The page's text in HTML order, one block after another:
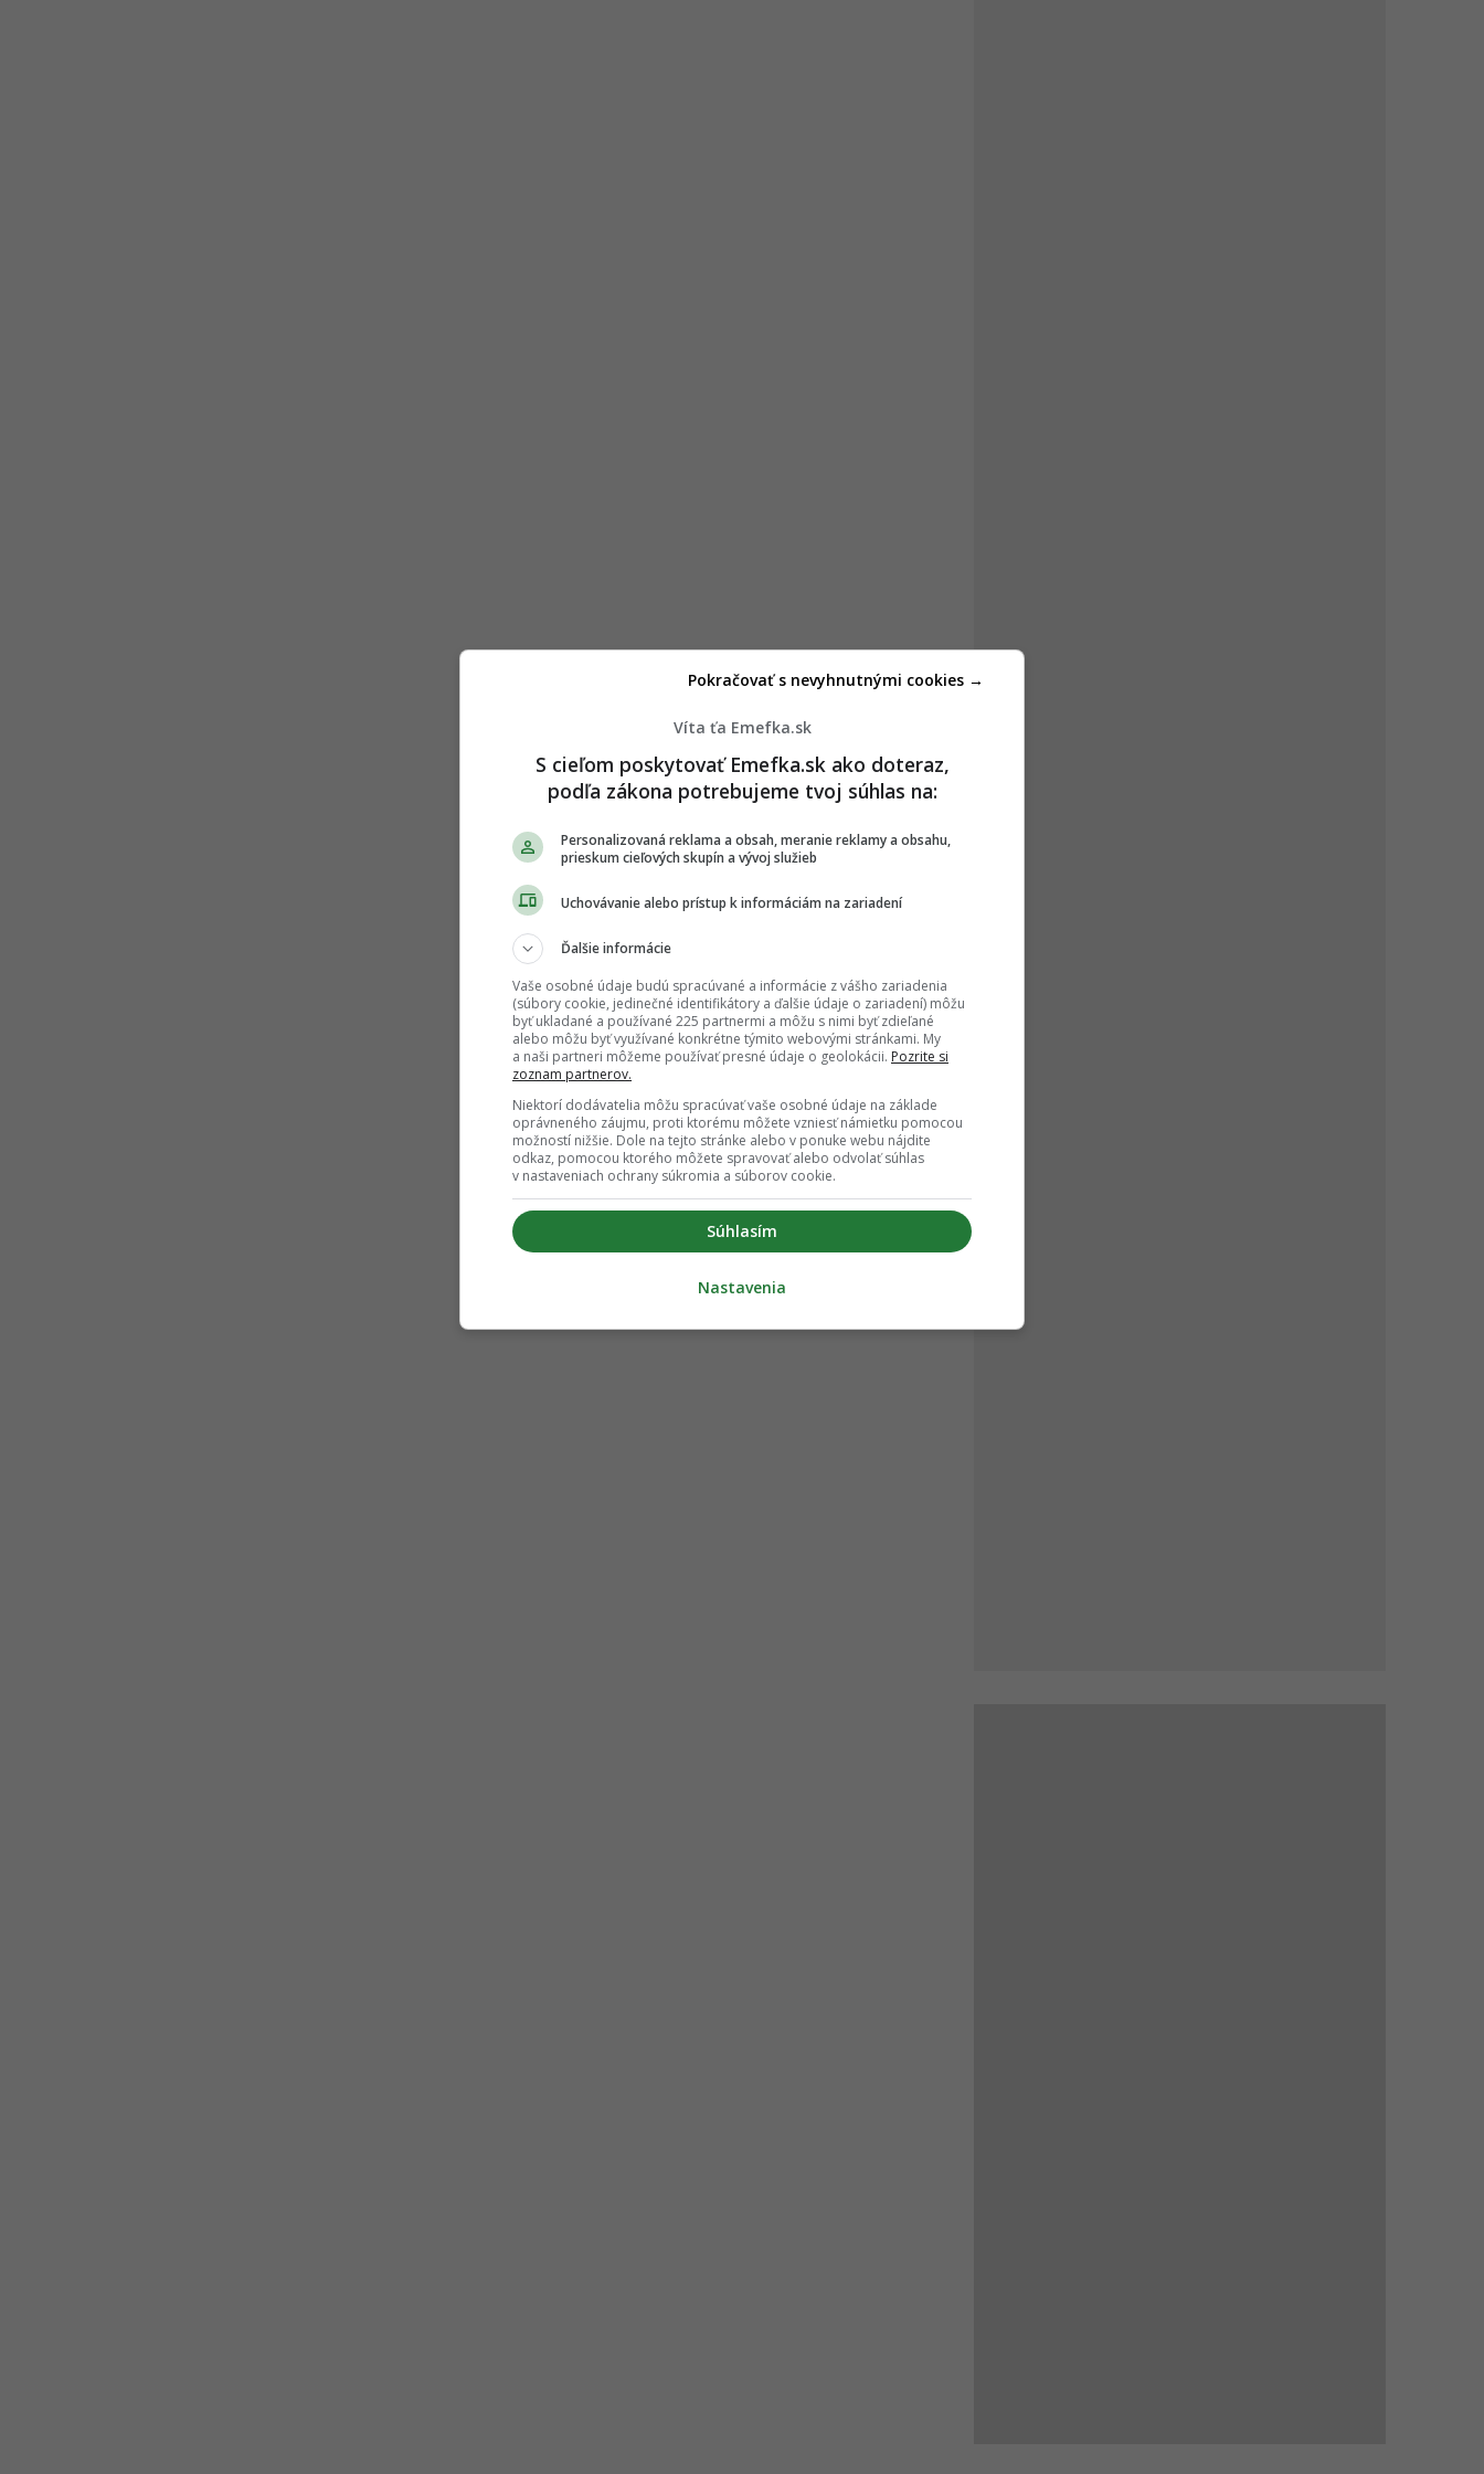
Víta ťa Emefka.sk
S cieľom poskytovať Emefka.sk ako doteraz,
podľa zákona potrebujeme tvoj súhlas na:
Personalizovaná reklama a obsah, meranie reklamy a obsahu,
prieskum cieľových skupín a vývoj služieb
Uchovávanie alebo prístup k informáciám na zariadení
Ďalšie informácie
Vaše osobné údaje budú spracúvané a informácie z vášho zariadenia
(súbory cookie, jedinečné identifikátory a ďalšie údaje o zariadení) môžu
byť ukladané a používané 225 partnermi a môžu s nimi byť zdieľané
alebo môžu byť využívané konkrétne týmito webovými stránkami. My
a naši partneri môžeme používať presné údaje o geolokácii. Pozrite si
zoznam partnerov.
Niektorí dodávatelia môžu spracúvať vaše osobné údaje na základe
oprávneného záujmu, proti ktorému môžete vzniesť námietku pomocou
možností nižšie. Dole na tejto stránke alebo v ponuke webu nájdite
odkaz, pomocou ktorého môžete spravovať alebo odvolať súhlas
v nastaveniach ochrany súkromia a súborov cookie.
Súhlasím
Pokračovať s nevyhnutnými cookies →
Nastavenia